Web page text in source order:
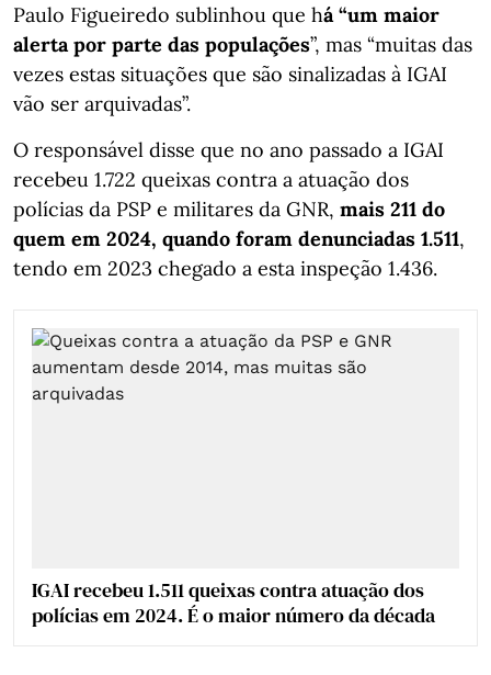
Paulo Figueiredo sublinhou que há “um maior
alerta por parte das populações”, mas “muitas das
vezes estas situações que são sinalizadas à IGAI
vão ser arquivadas”.
O responsável disse que no ano passado a IGAI
recebeu 1.722 queixas contra a atuação dos
polícias da PSP e militares da GNR, mais 211 do
quem em 2024, quando foram denunciadas 1.511,
tendo em 2023 chegado a esta inspeção 1.436.
IGAI recebeu 1.511 queixas contra atuação dos
polícias em 2024. É o maior número da década